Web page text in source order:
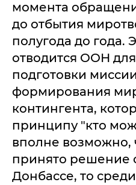
момента
до отбытия
полугода до года.
отводится ООН
подготовки
формирования
контингента,
принципу "кто
вполне возможно,
принято решение
Донбассе, то